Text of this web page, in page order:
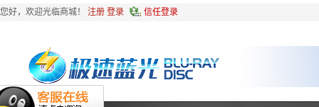
您好，欢迎光临商城！ 注册 登录 信任登录